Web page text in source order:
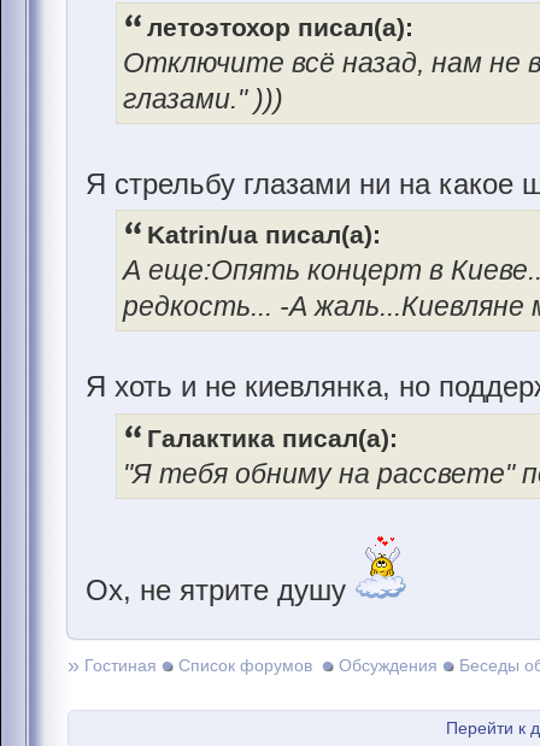
летоэтохор писал(а):
Отключите всё назад, нам не
глазами." )))
Я стрельбу глазами ни на
Katrin/ua писал(а):
А еще:Опять концерт в
редкость... -А
Я хоть и не киевлянка, но
Галактика писал(а):
"Я тебя обниму на рассвете"
Ох, не ятрите душу
» Гостиная Список форумов Обсуждения Беседы
Перейти к